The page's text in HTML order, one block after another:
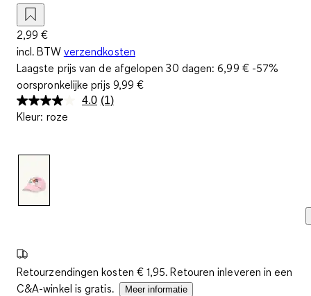
2,99 €
incl. BTW verzendkosten
Laagste prijs van de afgelopen 30 dagen:6,99 €-57%
oorspronkelijke prijs 9,99 €
4.0 Lees
(1)
Kleur: roze
Retourzendingen kosten € 1,95. Retouren inleveren in een
C&A-winkel is gratis.
Meer informatie